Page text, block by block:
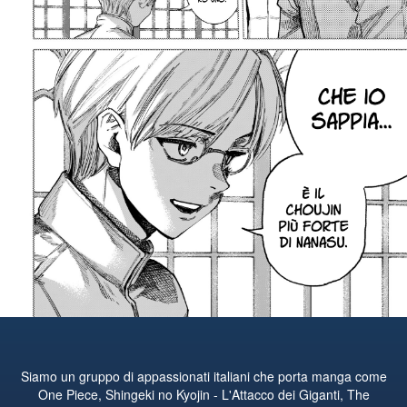
Siamo un gruppo di appassionati italiani che porta manga come
One Piece, Shingeki no Kyojin - L'Attacco dei Giganti, The